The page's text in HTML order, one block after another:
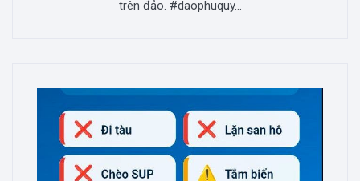
trên đảo. #daophuquy...